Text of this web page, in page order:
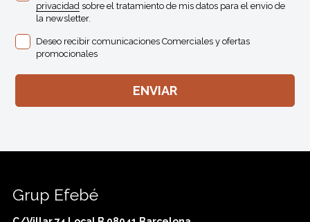
privacidad sobre el tratamiento de mis datos para el envio de
la newsletter.
Deseo recibir comunicaciones Comerciales y ofertas
promocionales
Grup Efebé